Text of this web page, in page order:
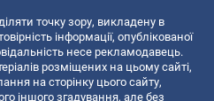
точку зору, викладену в
інформації, опублікованої
несе рекламодавець.
розміщених на цьому сайті,
на сторінку цього сайту,
іншого згадування, але без